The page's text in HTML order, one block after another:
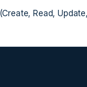
Read,